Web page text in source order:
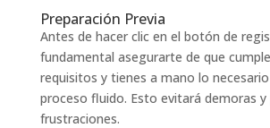
Preparación Previa
Antes de hacer clic en el botón de
fundamental asegurarte de que
requisitos y tienes a mano lo
proceso fluido. Esto evitará demoras y
frustraciones.